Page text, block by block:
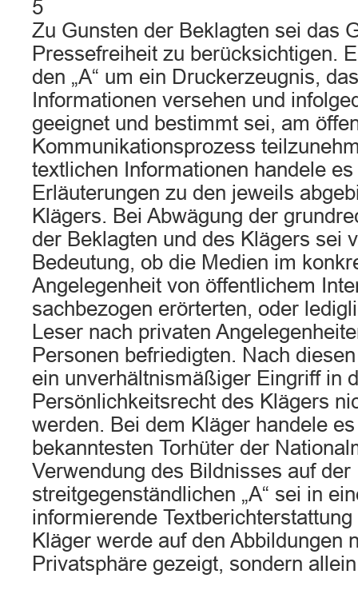
5
Zu Gunsten der Beklagten sei das
Pressefreiheit zu berücksichtigen.
den „A“ um ein Druckerzeugnis,
Informationen versehen und
geeignet und bestimmt sei, am
Kommunikationsprozess
textlichen Informationen handele
Erläuterungen zu den jeweils
Klägers. Bei Abwägung der
der Beklagten und des Klägers sei
Bedeutung, ob die Medien im
Angelegenheit von öffentlichem
sachbezogen erörterten, oder
Leser nach privaten
Personen befriedigten. Nach
ein unverhältnismäßiger Eingriff in
Persönlichkeitsrecht des Klägers
werden. Bei dem Kläger handele
bekanntesten Torhüter der
Verwendung des Bildnisses auf der
streitgegenständlichen „A“ sei in
informierende
Kläger werde auf den Abbildungen
Privatsphäre gezeigt, sondern